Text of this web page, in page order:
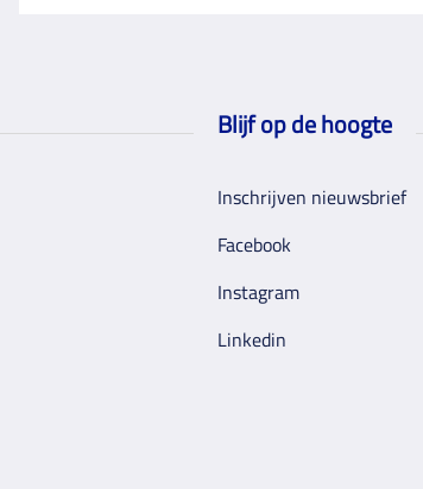
Blijf op de hoogte
Inschrijven nieuwsbrief
Facebook
Instagram
Linkedin